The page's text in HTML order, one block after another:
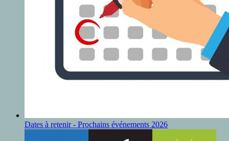
Dates à retenir - Prochains événements 2026